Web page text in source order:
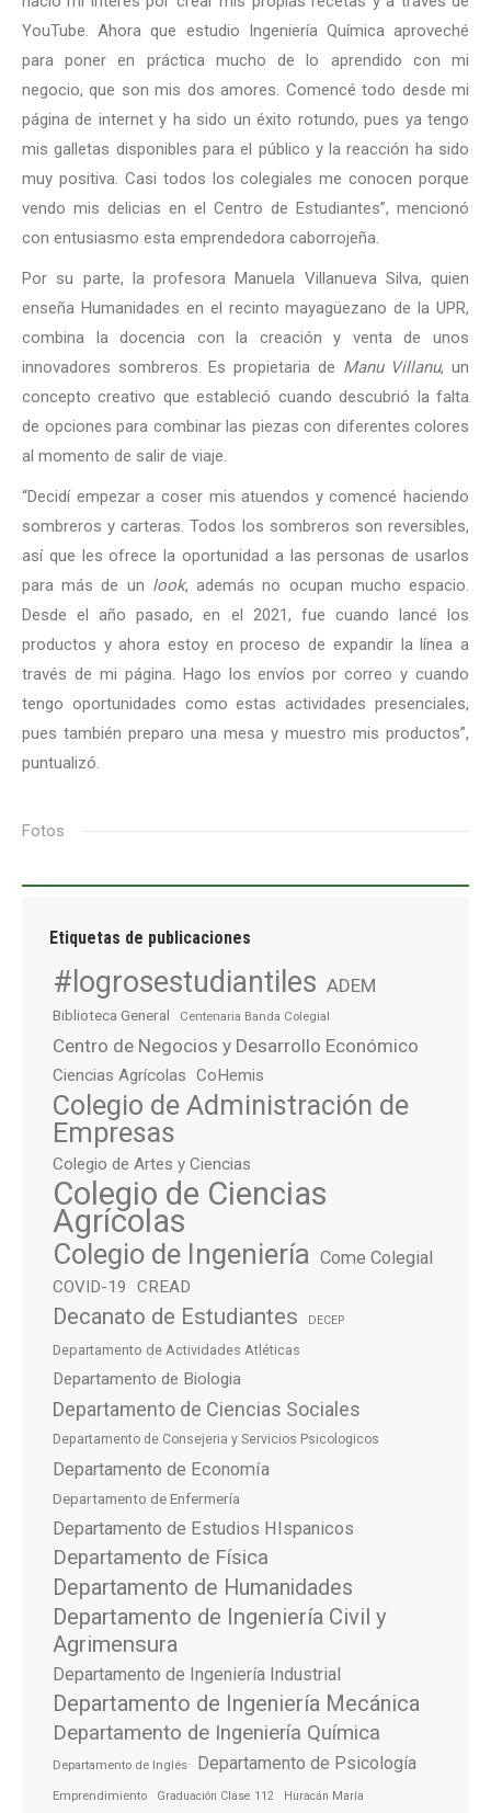
YouTube. Ahora que estudio Ingeniería Química aproveché
para poner en práctica mucho de lo aprendido con mi
negocio, que son mis dos amores. Comencé todo desde mi
página de internet y ha sido un éxito rotundo, pues ya tengo
mis galletas disponibles para el público y la reacción ha sido
muy positiva. Casi todos los colegiales me conocen porque
vendo mis delicias en el Centro de Estudiantes”, mencionó
con entusiasmo esta emprendedora caborrojeña.
Por su parte, la profesora Manuela Villanueva Silva, quien
enseña Humanidades en el recinto mayagüezano de la UPR,
combina la docencia con la creación y venta de unos
innovadores sombreros. Es propietaria de Manu Villanu, un
concepto creativo que estableció cuando descubrió la falta
de opciones para combinar las piezas con diferentes colores
al momento de salir de viaje.
“Decidí empezar a coser mis atuendos y comencé haciendo
sombreros y carteras. Todos los sombreros son reversibles,
así que les ofrece la oportunidad a las personas de usarlos
para más de un look, además no ocupan mucho espacio.
Desde el año pasado, en el 2021, fue cuando lancé los
productos y ahora estoy en proceso de expandir la línea a
través de mi página. Hago los envíos por correo y cuando
tengo oportunidades como estas actividades presenciales,
pues también preparo una mesa y muestro mis productos”,
puntualizó.
Fotos
Etiquetas de publicaciones
#logrosestudiantiles ADEM
Biblioteca General Centenaria Banda Colegial
Centro de Negocios y Desarrollo Económico
Ciencias Agrícolas CoHemis
Colegio de Administración de
Empresas
Colegio de Artes y Ciencias
Colegio de Ciencias
Agrícolas
Colegio de Ingeniería Come Colegial
COVID-19 CREAD
Decanato de Estudiantes DECEP
Departamento de Actividades Atléticas
Departamento de Biologia
Departamento de Ciencias Sociales
Departamento de Consejeria y Servicios Psicologicos
Departamento de Economía
Departamento de Enfermería
Departamento de Estudios HIspanicos
Departamento de Física
Departamento de Humanidades
Departamento de Ingeniería Civil y
Agrimensura
Departamento de Ingeniería Industrial
Departamento de Ingeniería Mecánica
Departamento de Ingeniería Química
Departamento de Inglés Departamento de Psicología
Emprendimiento Graduación Clase 112 Huracán María